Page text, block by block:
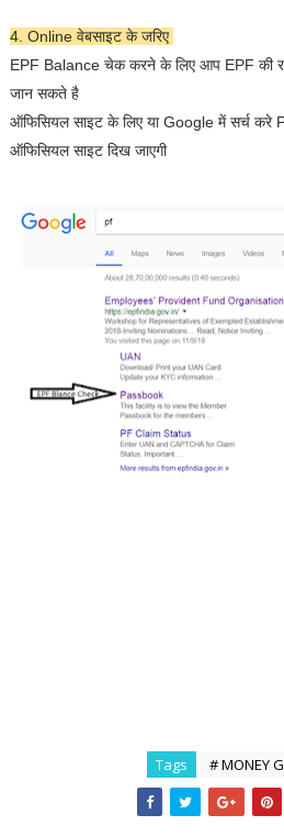
4. Online वेबसाइट के जरिए
EPF Balance चेक करने के लिए आप EPF की
जान सकते है
ऑफिसियल साइट के लिए या Google में सर्च
ऑफिसियल साइट दिख जाएगी
Tags # MONEY